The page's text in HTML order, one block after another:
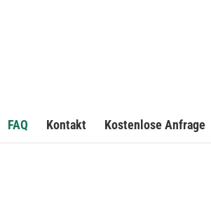
FAQ Kontakt Kostenlose Anfrage